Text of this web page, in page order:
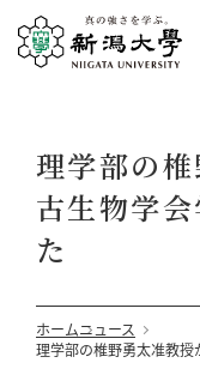
理学部の
古生物学
た
ホームニュース
理学部の椎野勇太准教